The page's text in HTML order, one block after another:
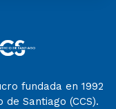
fundada en 1992
Santiago (CCS).